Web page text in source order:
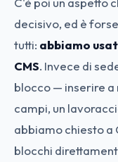
decisivo, ed è
tutti: abbiamo
CMS. Invece di
blocco — inserire a
campi, un
abbiamo chiesto a
blocchi